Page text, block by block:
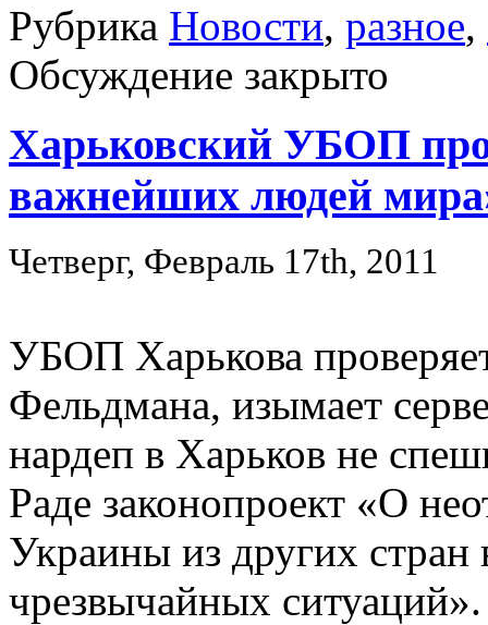
Рубрика Новости, разное,
Обсуждение закрыто
Харьковский УБОП
важнейших людей
Четверг, Февраль 17th, 2011
УБОП Харькова
Фельдмана, изымает
нардеп в Харьков не
Раде законопроект «О
Украины из других стран
чрезвычайных ситуаций».